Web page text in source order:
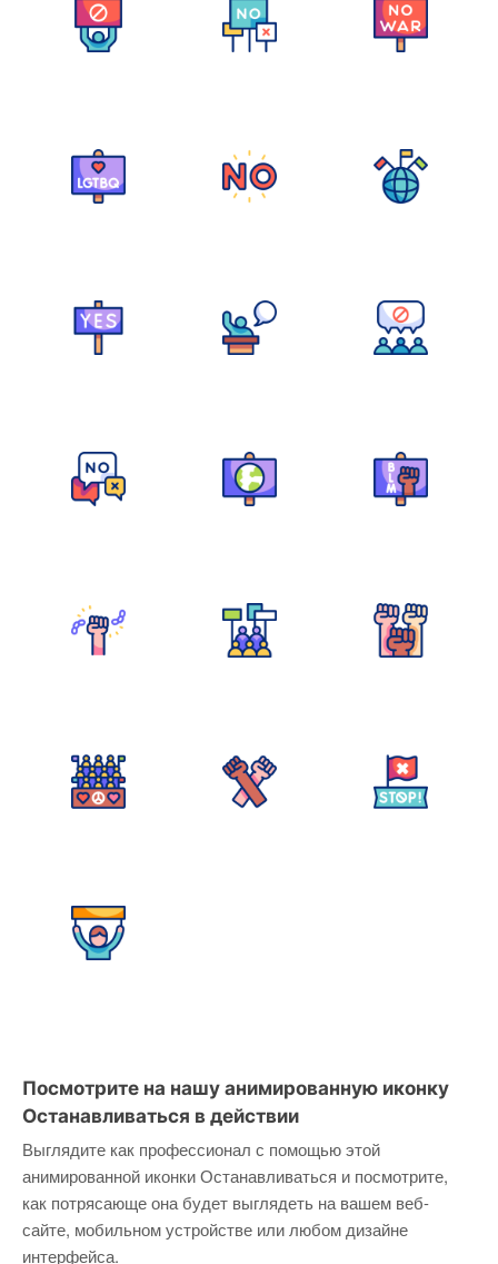
Посмотрите на нашу анимированную иконку
Останавливаться в действии
Выглядите как профессионал с помощью этой
анимированной иконки Останавливаться и посмотрите,
как потрясающе она будет выглядеть на вашем веб-
сайте, мобильном устройстве или любом дизайне
интерфейса.